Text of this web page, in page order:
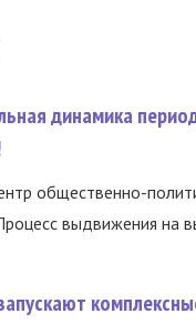
динамика
общественно-
выдвижения на